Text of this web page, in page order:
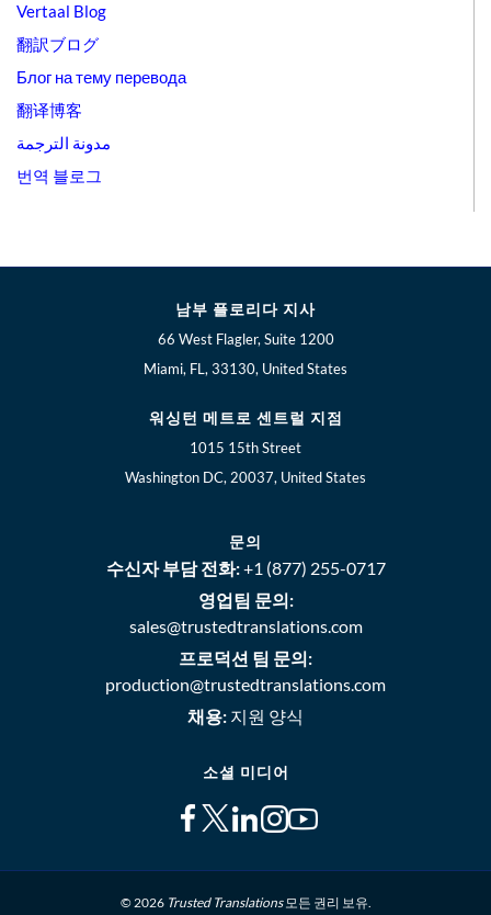
Vertaal Blog
翻訳ブログ
Блог на тему перевода
翻译博客
مدونة الترجمة
번역 블로그
남부 플로리다 지사
66 West Flagler, Suite 1200
Miami, FL, 33130, United States
워싱턴 메트로 센트럴 지점
1015 15th Street
Washington DC, 20037, United States
문의
수신자 부담 전화:+1 (877) 255-0717
영업팀 문의:
sales@trustedtranslations.com
프로덕션 팀 문의:
production@trustedtranslations.com
채용: 지원 양식
소셜 미디어
© 2026 Trusted Translations모든 권리 보유.